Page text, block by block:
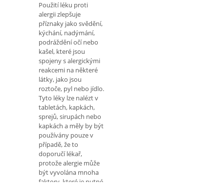
Použití léku proti
alergii zlepšuje
příznaky jako svědění,
kýchání, nadýmání,
podráždění očí nebo
kašel, které jsou
spojeny s alergickými
reakcemi na některé
látky, jako jsou
roztoče, pyl nebo jídlo.
Tyto léky lze nalézt v
tabletách, kapkách,
sprejů, sirupách nebo
kapkách a měly by být
používány pouze v
případě, že to
doporučí lékař,
protože alergie může
být vyvolána mnoha
faktory, které je nutné